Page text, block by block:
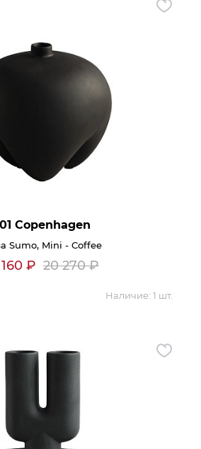
Аксессуары для столовой
Политика обработки
персональных данных
Контакты
Copenhagen
Sumo, Mini - Coffee
₽ 20 270₽
Наличие: 1 шт.